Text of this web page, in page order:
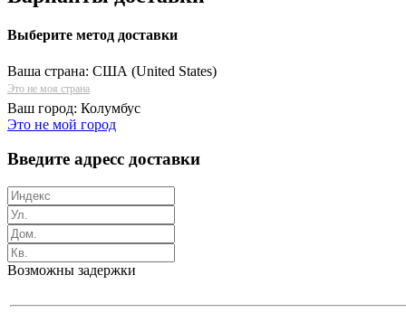
Выберите метод доставки
Ваша страна: США (United States)
Это не моя страна
Ваш город: Колумбус
Это не мой город
Введите адресс доставки
Возможны задержки